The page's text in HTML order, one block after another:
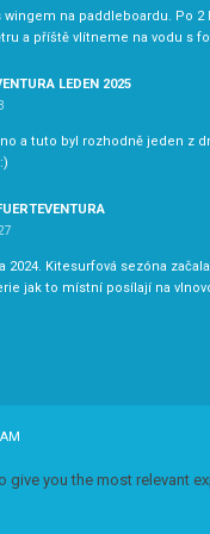
wingem na paddleboardu. Po 2
a příště vlítneme na vodu s
LEDEN 2025
a tuto byl rozhodně jeden z
2024. Kitesurfová sezóna
jak to místní posílají na
you the most relevant